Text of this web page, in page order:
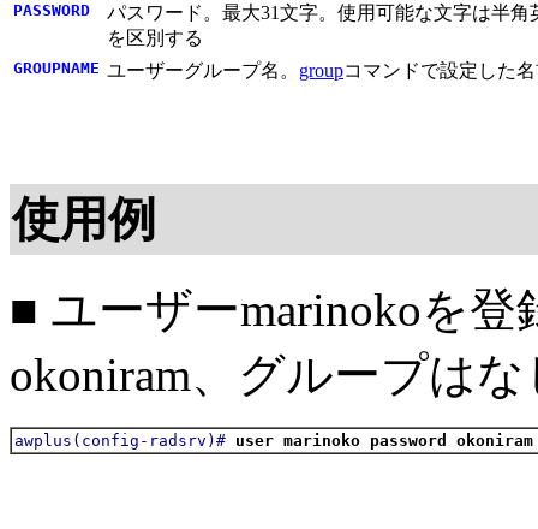
PASSWORD
パスワード。最大31文字。使用可能な文字は半角
を区別する
GROUPNAME ユーザーグループ名。 groupコマンドで設定した
使用例
■ ユーザーmarinokoを
okoniram、グループは
awplus(config-radsrv)# user marinoko password okoniram